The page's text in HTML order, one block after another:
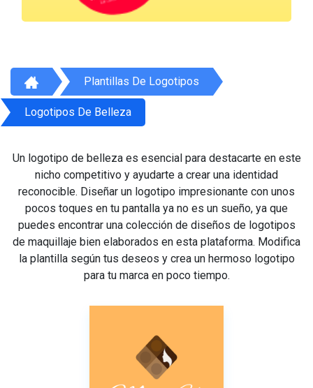
Plantillas De Logotipos
Logotipos De Belleza
Un logotipo de belleza es esencial para destacarte en este
nicho competitivo y ayudarte a crear una identidad
reconocible. Diseñar un logotipo impresionante con unos
pocos toques en tu pantalla ya no es un sueño, ya que
puedes encontrar una colección de diseños de logotipos
de maquillaje bien elaborados en esta plataforma. Modifica
la plantilla según tus deseos y crea un hermoso logotipo
para tu marca en poco tiempo.